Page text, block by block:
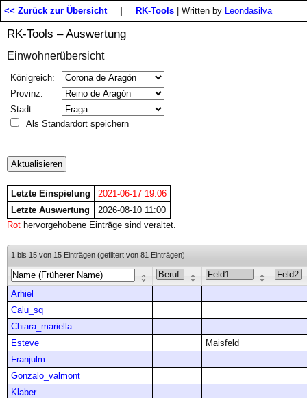
<< Zurück zur Übersicht RK-Tools | Written by Leondasilva
RK-Tools – Auswertung
Einwohnerübersicht
Königreich:
Provinz:
Stadt:
Als Standardort speichern
Letzte Einspielung
2021-06-17 19:06
Letzte Auswertung
2026-08-10 11:00
Rot hervorgehobene Einträge sind veraltet.
1 bis 15 von 15 Einträgen (gefiltert von 81 Einträgen)
Arhiel
Calu_sq
Chiara_mariella
Esteve
Maisfeld
Franjulm
Gonzalo_valmont
Klaber